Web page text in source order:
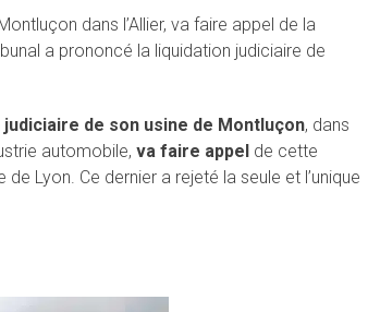
dans l’Allier, va faire appel de la
a prononcé la liquidation judiciaire de
de son usine de Montluçon, dans
automobile, va faire appel de cette
Lyon. Ce dernier a rejeté la seule et l’unique